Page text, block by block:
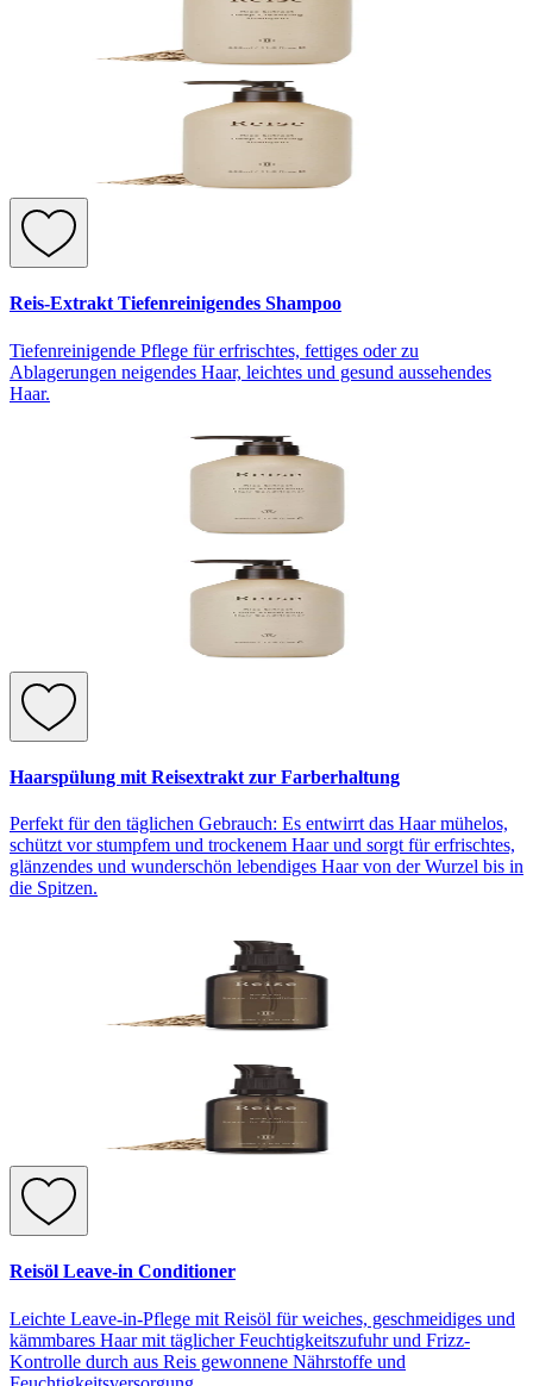
Reis-Extrakt Tiefenreinigendes Shampoo
Tiefenreinigende Pflege für erfrischtes, fettiges oder zu
Ablagerungen neigendes Haar, leichtes und gesund aussehendes
Haar.
Haarspülung mit Reisextrakt zur Farberhaltung
Perfekt für den täglichen Gebrauch: Es entwirrt das Haar mühelos,
schützt vor stumpfem und trockenem Haar und sorgt für erfrischtes,
glänzendes und wunderschön lebendiges Haar von der Wurzel bis in
die Spitzen.
Reisöl Leave-in Conditioner
Leichte Leave-in-Pflege mit Reisöl für weiches, geschmeidiges und
kämmbares Haar mit täglicher Feuchtigkeitszufuhr und Frizz-
Kontrolle durch aus Reis gewonnene Nährstoffe und